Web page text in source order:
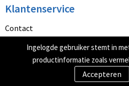
Klantenservice
Contact
Betaalmethoden
Retourneren
Ingelogde gebruiker stemt in
productinformatie zoals